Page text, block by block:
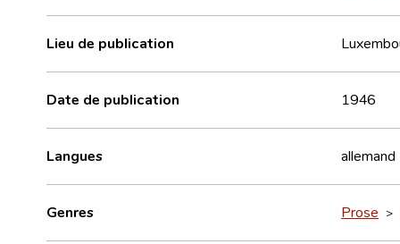
Lieu de publication
Date de publication 1946
Langues allemand
Genres Prose >